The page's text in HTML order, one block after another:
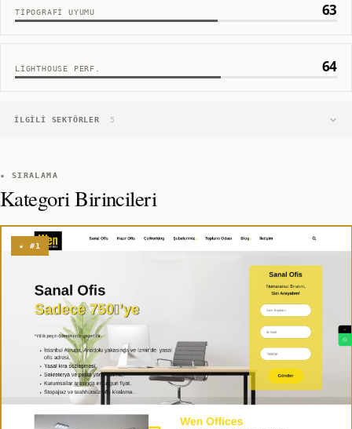
TIPOGRAFI UYUMU 63
LIGHTHOUSE PERF. 64
İLGILI SEKTÖRLER 5
★ SIRALAMA
Kategori Birincileri
★ #1